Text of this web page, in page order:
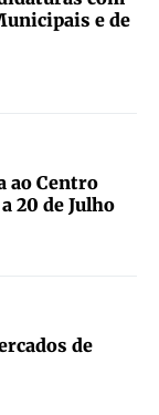
e de
ao Centro
20 de Julho
de